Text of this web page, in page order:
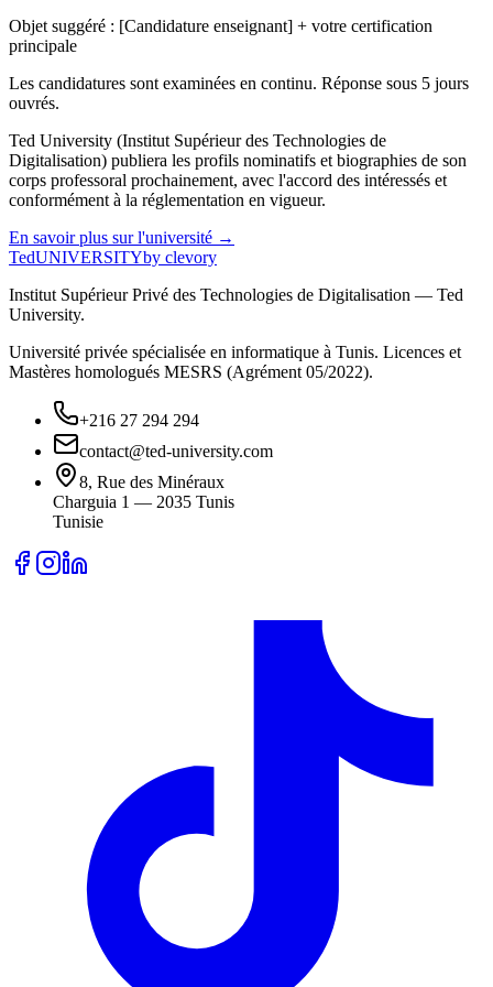
Objet suggéré : [Candidature enseignant] + votre certification
principale
Les candidatures sont examinées en continu. Réponse sous 5 jours
ouvrés.
Ted University (Institut Supérieur des Technologies de
Digitalisation) publiera les profils nominatifs et biographies de son
corps professoral prochainement, avec l'accord des intéressés et
conformément à la réglementation en vigueur.
En savoir plus sur l'université →
TedUNIVERSITYby clevory
Institut Supérieur Privé des Technologies de Digitalisation — Ted
University.
Université privée spécialisée en informatique à Tunis. Licences et
Mastères homologués MESRS (Agrément 05/2022).
+216 27 294 294
contact@ted-university.com
8, Rue des Minéraux
Charguia 1 — 2035 Tunis
Tunisie